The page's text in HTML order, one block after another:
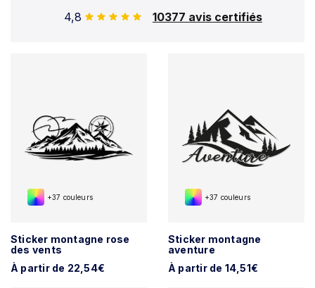
4,8
10377 avis certifiés
+37 couleurs
Sticker montagne rose
des vents
À partir de 22,54€
+37 couleurs
Sticker montagne
aventure
À partir de 14,51€